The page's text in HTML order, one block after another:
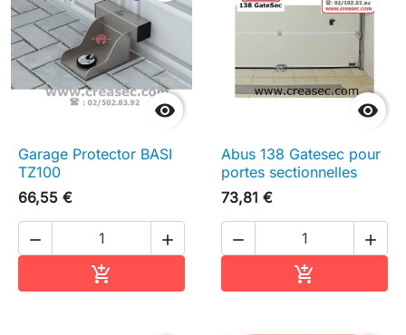

Garage Protector BASI
TZ100
66,55 €
 


Abus 138 Gatesec pour
portes sectionnelles
73,81 €
 
